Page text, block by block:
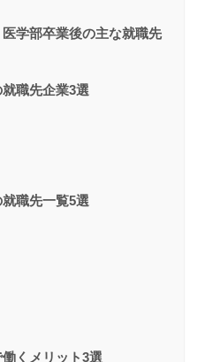
医学部卒業後の主な就職先
職先企業3選
就職先一覧5選
くメリット3選